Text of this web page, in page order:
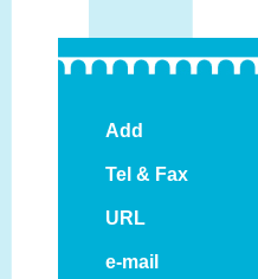
Add
Tel & Fax
URL
e-mail